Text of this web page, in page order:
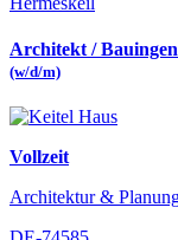
Architekt /
(w/d/m)
Vollzeit
Architektur &